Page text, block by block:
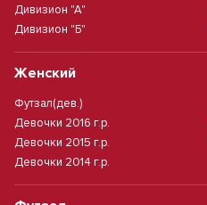
Дивизион "А"
Дивизион "Б"
Женский
Футзал(дев.)
Девочки 2016 г.р.
Девочки 2015 г.р.
Девочки 2014 г.р.